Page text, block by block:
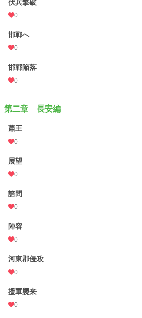
伏兵撃破
0
邯鄲へ
0
邯鄲陥落
0
第二章 長安編
蕭王
0
展望
0
諮問
0
陣容
0
河東郡侵攻
0
援軍襲来
0